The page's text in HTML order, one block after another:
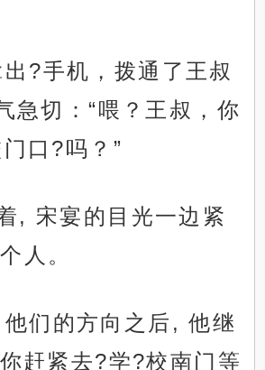
?手机，拨通了王叔
急切：“喂？王叔，你
口?吗？”
, 宋宴的目光一边紧
人。
们的方向之后, 他继
赶紧去?学?校南门等